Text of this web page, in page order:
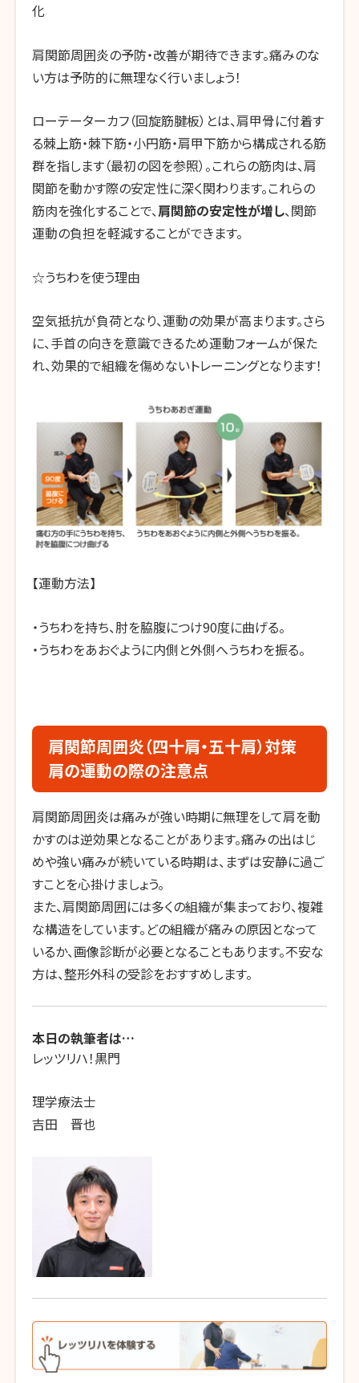
化
肩関節周囲炎の予防・改善が期待できます。痛みのな
い方は予防的に無理なく行いましょう！
ローテーターカフ（回旋筋腱板）とは、肩甲骨に付着す
る棘上筋・棘下筋・小円筋・肩甲下筋から構成される筋
群を指します（最初の図を参照）。これらの筋肉は、肩
関節を動かす際の安定性に深く関わります。これらの
筋肉を強化することで、肩関節の安定性が増し、関節
運動の負担を軽減することができます。
☆うちわを使う理由
空気抵抗が負荷となり、運動の効果が高まります。さら
に、手首の向きを意識できるため運動フォームが保た
れ、効果的で組織を傷めないトレーニングとなります！
【運動方法】
・うちわを持ち、肘を脇腹につけ90度に曲げる。
・うちわをあおぐように内側と外側へうちわを振る。
肩関節周囲炎（四十肩・五十肩）対策
肩の運動の際の注意点
肩関節周囲炎は痛みが強い時期に無理をして肩を動
かすのは逆効果となることがあります。痛みの出はじ
めや強い痛みが続いている時期は、まずは安静に過ご
すことを心掛けましょう。
また、肩関節周囲には多くの組織が集まっており、複雑
な構造をしています。どの組織が痛みの原因となって
いるか、画像診断が必要となることもあります。不安な
方は、整形外科の受診をおすすめします。
本日の執筆者は…
レッツリハ！黒門
理学療法士
吉田 晋也